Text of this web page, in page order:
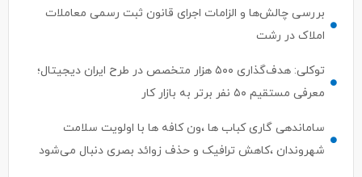
بررسی چالش‌ها و الزامات اجرای قانون ثبت رسمی معاملات
املاک در رشت
توکلی: هدف‌گذاری ۵۰۰ هزار متخصص در طرح ایران دیجیتال؛
معرفی مستقیم ۵۰ نفر برتر به بازار کار
ساماندهی گاری کباب ها ،ون کافه ها با اولویت سلامت
شهروندان ،کاهش ترافیک و حذف زوائد بصری دنبال می‌شود